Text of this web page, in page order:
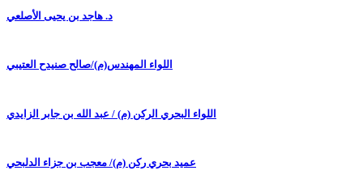
د. هاجد بن يحيى الأصلعي
اللواء المهندس(م)/صالح صنيدح العتيبي
اللواء البحري الركن (م) / عبد الله بن جابر الزايدي
عميد بحري ركن (م)/ معجب بن جزاء الدلبحي